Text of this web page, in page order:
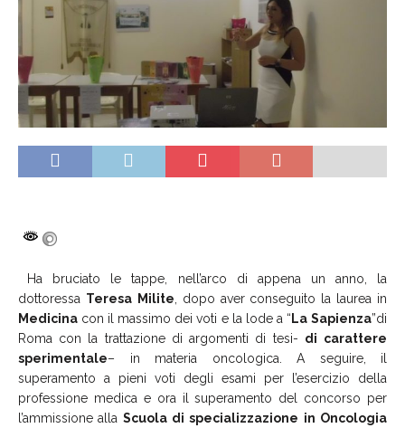
Ha bruciato le tappe, nell’arco di appena un anno, la
dottoressa Teresa Milite , dopo aver conseguito la laurea in
Medicina con il massimo dei voti e la lode a “ La Sapienza”di
Roma con la trattazione di argomenti di tesi- di carattere
sperimentale– in materia oncologica. A seguire, il
superamento a pieni voti degli esami per l’esercizio della
professione medica e ora il superamento del concorso per
l’ammissione alla Scuola di specializzazione in Oncologia